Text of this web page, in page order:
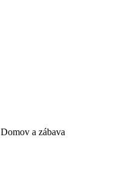
Domov a zábava